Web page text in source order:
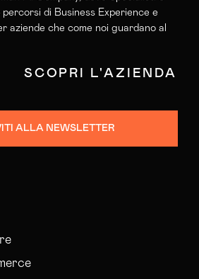
di Business Experience e
aziende che come noi guardano al
SCOPRI L'AZIENDA
ALLA NEWSLETTER